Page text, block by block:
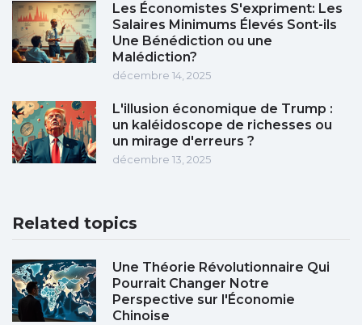
Les Économistes S'expriment: Les
Salaires Minimums Élevés Sont-ils
Une Bénédiction ou une
Malédiction?
décembre 14, 2025
L'illusion économique de Trump :
un kaléidoscope de richesses ou
un mirage d'erreurs ?
décembre 13, 2025
Related topics
Une Théorie Révolutionnaire Qui
Pourrait Changer Notre
Perspective sur l'Économie
Chinoise